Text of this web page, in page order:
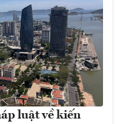
luật về kiến